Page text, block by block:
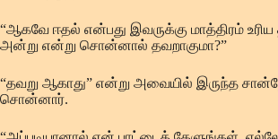
“ஆகவே ஈதல் என்பது இவருக்கு மாத்திரம் உரிய
அன்று என்று சொன்னால் தவறாகுமா?”
“தவறு ஆகாது” என்று அவையில் இருந்த
சொன்னார்.